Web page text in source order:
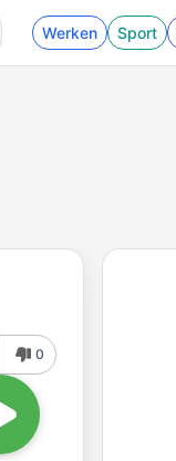
Werken Sport
0